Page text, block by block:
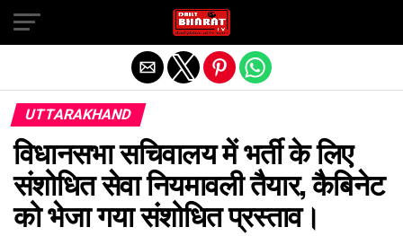
UTTARAKHAND
विधानसभा सचिवालय में भर्ती के लिए
संशोधित सेवा नियमावली तैयार, कैबिनेट
को भेजा गया संशोधित प्रस्ताव।
Exit mobile version